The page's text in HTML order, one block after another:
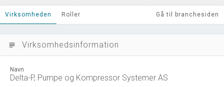
Virksomheden Roller Gå til branchesiden
subject Virksomhedsinformation
Navn
Delta-P, Pumpe og Kompressor Systemer AS